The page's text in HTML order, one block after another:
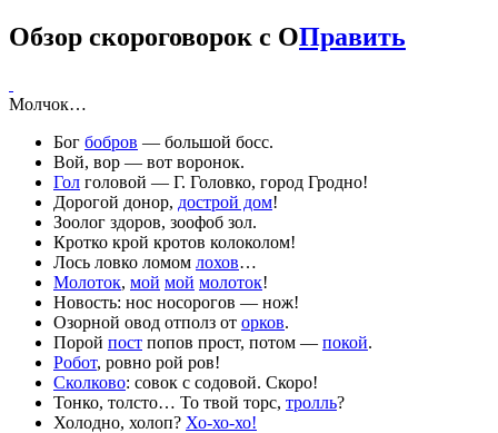
Обзор скороговорок с ОПравить
Молчок…
Бог бобров — большой босс.
Вой, вор — вот воронок.
Гол головой — Г. Головко, город Гродно!
Дорогой донор, дострой дом!
Зоолог здоров, зоофоб зол.
Кротко крой кротов колоколом!
Лось ловко ломом лохов…
Молоток, мой мой молоток!
Новость: нос носорогов — нож!
Озорной овод отполз от орков.
Порой пост попов прост, потом — покой.
Робот, ровно рой ров!
Сколково: совок с содовой. Скоро!
Тонко, толсто… То твой торс, тролль?
Холодно, холоп? Хо-хо-хо!